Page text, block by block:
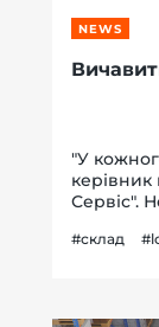
NEWS
"У
керівник
Сервіс".
ми
#склад